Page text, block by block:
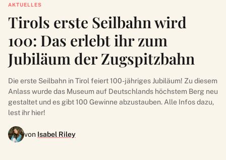
AKTUELLES
Tirols erste Seilbahn wird
100: Das erlebt ihr zum
Jubiläum der Zugspitzbahn
Die erste Seilbahn in Tirol feiert 100-jähriges Jubiläum! Zu diesem
Anlass wurde das Museum auf Deutschlands höchstem Berg neu
gestaltet und es gibt 100 Gewinne abzustauben. Alle Infos dazu,
lest ihr hier!
von Isabel Riley